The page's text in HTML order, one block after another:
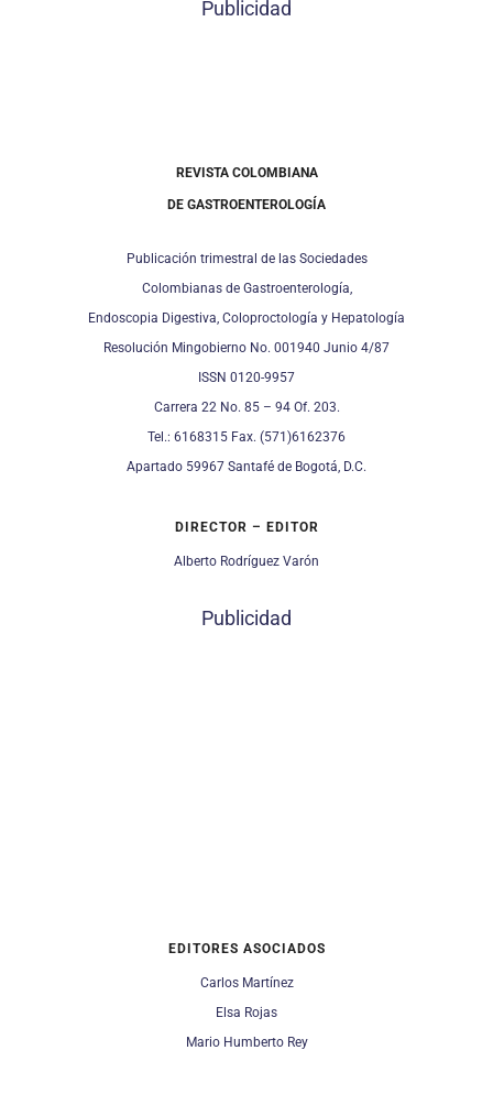
Publicidad
REVISTA COLOMBIANA
DE GASTROENTEROLOGÍA
Publicación trimestral de las Sociedades
Colombianas de Gastroenterología,
Endoscopia Digestiva, Coloproctología y Hepatología
Resolución Mingobierno No. 001940 Junio 4/87
ISSN 0120-9957
Carrera 22 No. 85 – 94 Of. 203.
Tel.: 6168315 Fax. (571)6162376
Apartado 59967 Santafé de Bogotá, D.C.
DIRECTOR – EDITOR
Alberto Rodríguez Varón
Publicidad
EDITORES ASOCIADOS
Carlos Martínez
Elsa Rojas
Mario Humberto Rey